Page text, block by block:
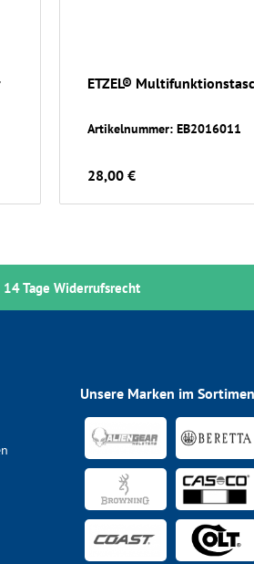
ETZEL®
Artikelnummer: EB2016011
28,00 €
14 Tage Widerrufsrecht
Unsere Marken im